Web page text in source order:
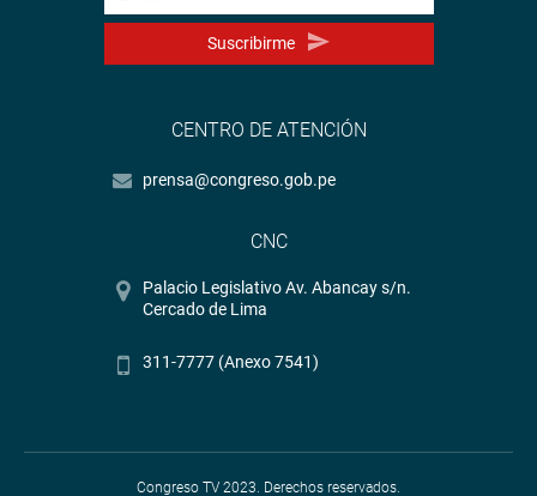
Suscribirme
CENTRO DE ATENCIÓN
prensa@congreso.gob.pe
CNC
Palacio Legislativo Av. Abancay s/n.
Cercado de Lima
311-7777 (Anexo 7541)
Congreso TV 2023. Derechos reservados.